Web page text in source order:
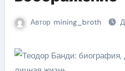
Автор mining_broth